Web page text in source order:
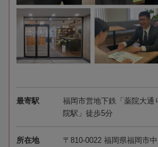
最寄駅
福岡市営地下鉄「薬院大通
院駅」徒歩5分
所在地
〒810-0022 福岡県福岡市